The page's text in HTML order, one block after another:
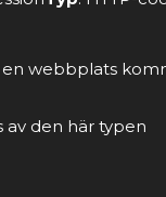
webbplats
av den här typen